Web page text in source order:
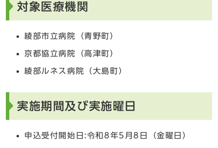
対象医療機関
綾部市立病院（青野町）
京都協立病院（高津町）
綾部ルネス病院（大島町）
実施期間及び実施曜日
申込受付開始日:令和8年5月8日（金曜日）